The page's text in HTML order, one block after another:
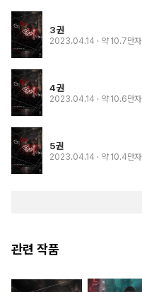
3권
2023.04.14 · 약 10.7만자
4권
2023.04.14 · 약 10.6만자
5권
2023.04.14 · 약 10.4만자
관련 작품